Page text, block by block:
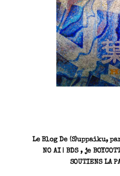
Le Blog De (S)uppaiku,
NO AI | BDS , je
SOUTIENS LA